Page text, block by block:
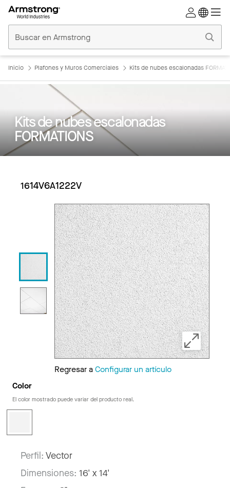
Comerciales
Inicio
Inicio Plafones y Muros Comerciales Kits de nubes escalonadas
Kits de nubes escalonadas
FORMATIONS
1614V6A1222V
Regresar aConfigurar un artículo
Color
El color mostrado puede variar del producto real.
Perfil: Vector
Dimensiones: 16' x 14'